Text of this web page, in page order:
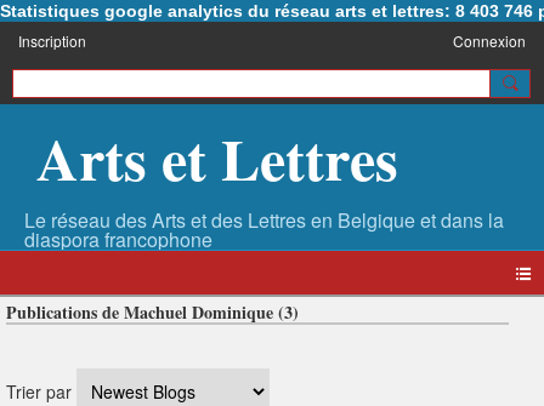
Statistiques google analytics du réseau arts et lettres: 8 403 746
Inscription Connexion
Arts et Lettres
Publications de Machuel Dominique (3)
Trier par